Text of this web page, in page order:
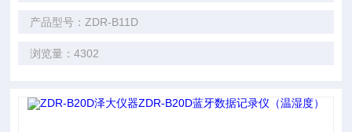
产品型号：ZDR-B11D
浏览量：4302